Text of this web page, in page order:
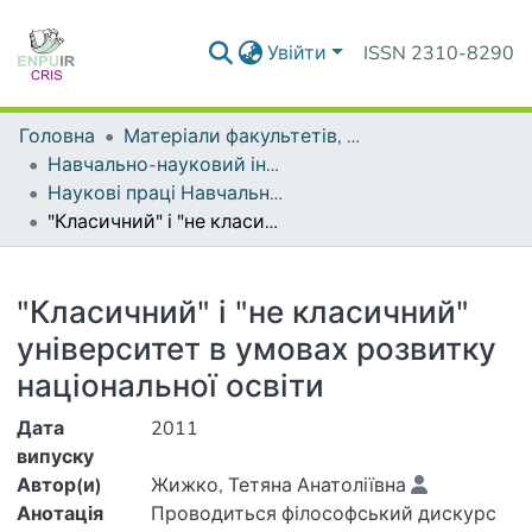
Увійти ISSN 2310-8290
Головна
Матеріали факультетів, інститутів, підрозділів
Навчально-науковий інститут публічного управління та адміністрування
Наукові праці Навчально-наукового інституту публічного управління та адміністрування
"Класичний" і "не класичний" університет в умовах розвитку національної освіти
"Класичний" і "не класичний"
університет в умовах розвитку
національної освіти
Дата
випуску
2011
Автор(и)
Жижко, Тетяна Анатоліївна
Анотація
Проводиться філософський дискурс